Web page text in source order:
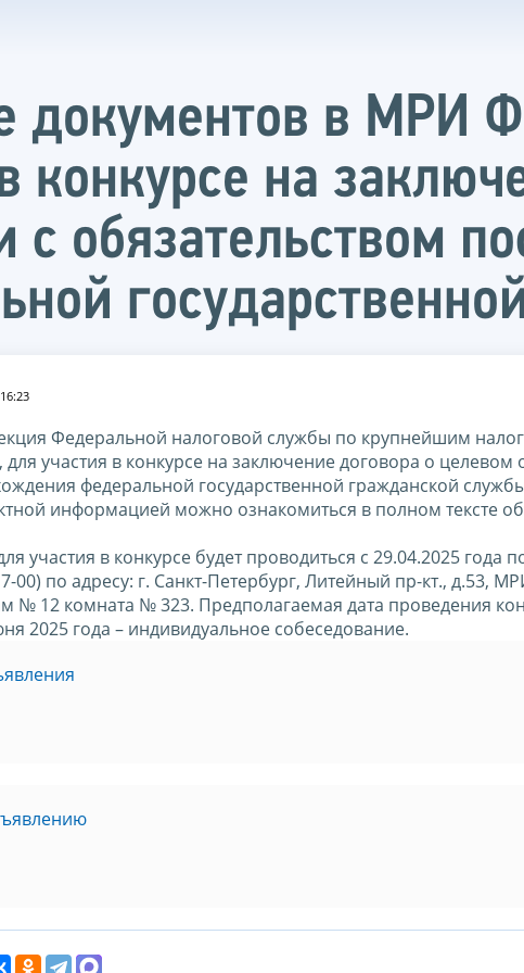
документов в МРИ
конкурсе на
с обязательством
Федеральной налоговой службы по крупнейшим
участия в конкурсе на заключение договора о целевом
федеральной государственной гражданской
информацией можно ознакомиться в полном тексте
участия в конкурсе будет проводиться с 29.04.2025 года
00) по адресу: г. Санкт-Петербург, Литейный пр-кт., д.53,
№ 12 комната № 323. Предполагаемая дата проведения
2025 года – индивидуальное собеседование.